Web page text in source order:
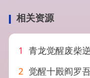
相关资源
1 青龙觉醒废柴逆
2 觉醒十殿阎罗吾